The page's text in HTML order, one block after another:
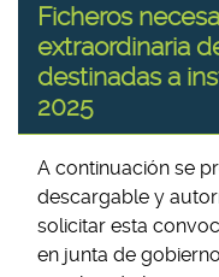
Ficheros
extraordinaria
destinadas a
2025
A continuación se
descargable y
solicitar esta
en junta de